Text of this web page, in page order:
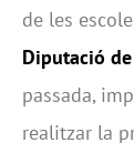
de les
Diputació
passada,
realitzar la